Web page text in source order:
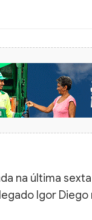
na última
Igor